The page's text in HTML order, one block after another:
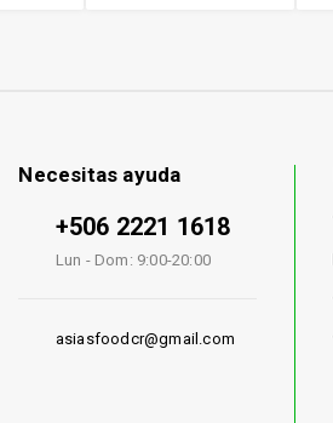
Necesitas ayuda
+506 2221 1618
Lun - Dom: 9:00-20:00
asiasfoodcr@gmail.com